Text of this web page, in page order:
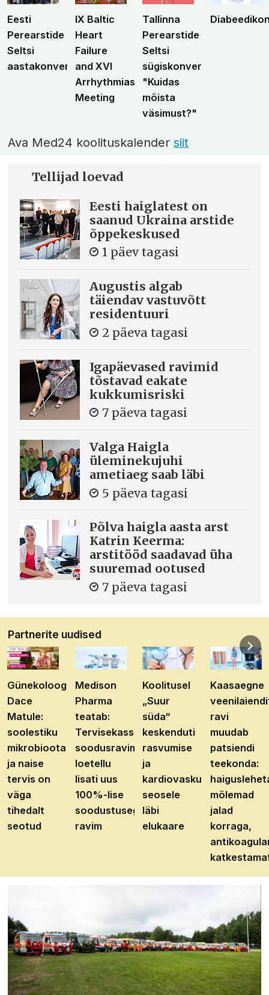
Eesti
Perearstide
Seltsi
aastakonverents
IX Baltic
Heart
Failure
and XVI
Arrhythmias
Meeting
Tallinna
Perearstide
Seltsi
sügiskonverents
"Kuidas
mõista
väsimust?"
Ava Med24 koolituskalendersiit
Tellijad loevad
Eesti haiglatest on
saanud Ukraina arstide
õppekeskused
1 päev tagasi
Augustis algab
täiendav vastuvõtt
residentuuri
2 päeva tagasi
Igapäevased ravimid
tõstavad eakate
kukkumisriski
7 päeva tagasi
Valga Haigla
üleminekujuhi
ametiaeg saab läbi
5 päeva tagasi
Põlva haigla aasta arst
Katrin Keerma:
arstitööd saadavad üha
suuremad ootused
7 päeva tagasi
Partnerite uudised
Günekoloog
Dace
Matule:
soolestiku
mikrobioota
ja naise
tervis on
väga
tihedalt
seotud
Medison
Pharma
teatab:
Tervisekassa
soodusravimite
loetellu
lisati uus
100%-lise
soodustusega
ravim
Koolitusel
„Suur
süda“
keskenduti
rasvumise
ja
kardiovaskulaarhaiguste
seosele
läbi
elukaare
Kaasaegne
ravi
muudab
patsiendi
teekonda:
mõlemad
jalad
korraga,